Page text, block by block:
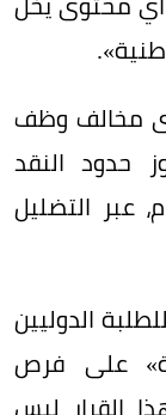
مخالف وظف
حدود النقد
عبر التضليل
الدوليين
على فرص